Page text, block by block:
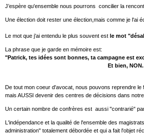
J’espère qu'ensemble nous pourrons concilier la
Une élection doit rester une élection,mais comme je l'ai
Le mot que j'ai entendu le plus souvent est le mot
La phrase que je garde en mémoire est:
"Patrick, tes idées sont bonnes, ta campagne est
Et bien, NON.
De tout mon coeur d'avocat, nous pouvons reprendre
mais AUSSI devenir des centres de décisions dans notre
Un certain nombre de confrères est aussi "contrarié"
L'indépendance et la qualité de l'ensemble des
administration" totalement débordée et qui a fait l'objet